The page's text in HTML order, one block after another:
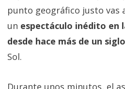
punto geográfico justo vas
un espectáculo inédito en
desde hace más de un siglo
Sol.
Durante unos minutos, el